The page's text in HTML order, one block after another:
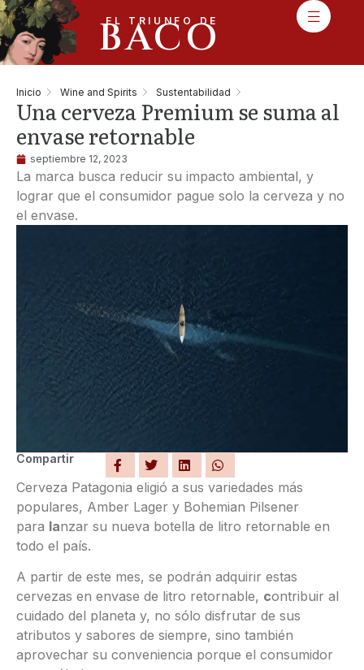
EL TRIUNFO DE
BACO
Inicio Wine and Spirits Sustentabilidad
Una cerveza Premium se suma al
envase retornable
septiembre 12, 2023
La marca busca reducir su impacto ambiental, y
lograr que el consumidor pague solo la cerveza y no
el envase.
Compartir
Cerveza Patagonia eligió a sus variedades más
populares, Amber Lager y Bohemian Pilsener
para lanzar su nueva botella de litro retornable en
todo el país.
A partir de este mes, se podrán adquirir estas
cervezas en envase de litro retornable, contribuir al
cuidado del planeta y, no sólo disfrutar de sus
atributos y sabores de siempre, sino también
aprovechar su conveniencia porque el consumidor